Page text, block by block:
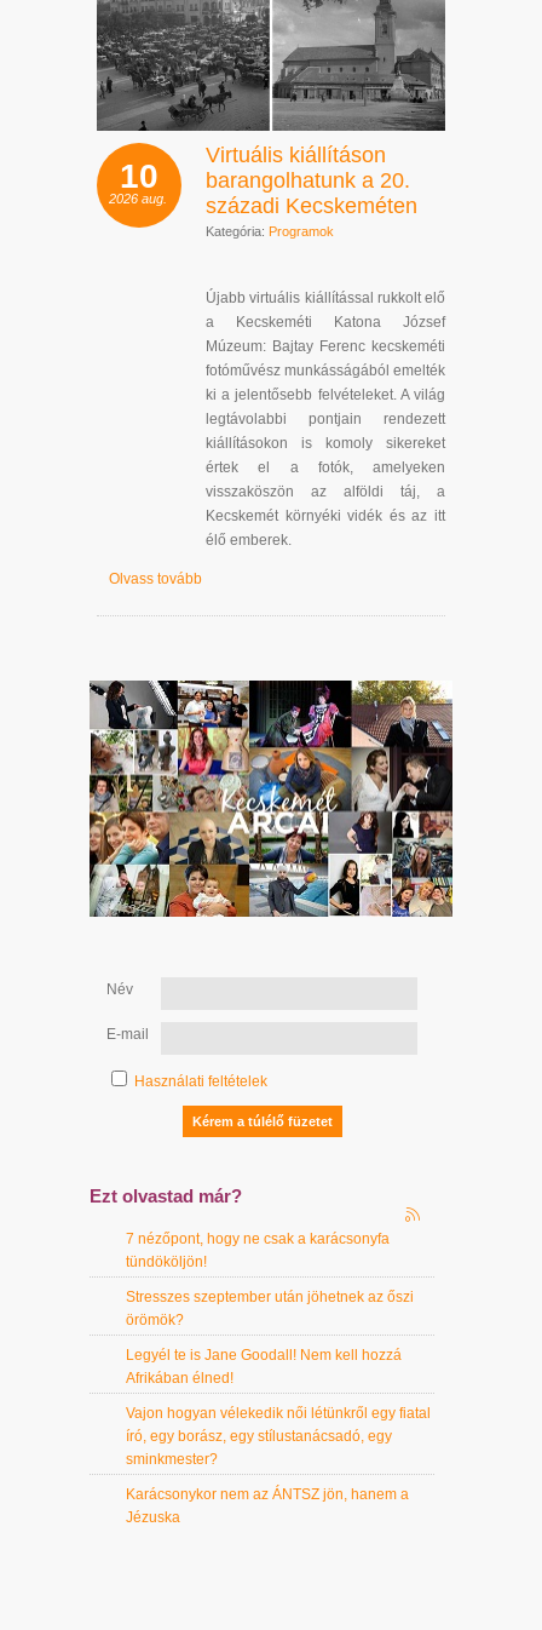
10
2026 aug.
Virtuális kiállításon
barangolhatunk a 20.
századi Kecskeméten
Kategória: Programok
Újabb virtuális kiállítással rukkolt elő
a Kecskeméti Katona József
Múzeum: Bajtay Ferenc kecskeméti
fotóművész munkásságából emelték
ki a jelentősebb felvételeket. A világ
legtávolabbi pontjain rendezett
kiállításokon is komoly sikereket
értek el a fotók, amelyeken
visszaköszön az alföldi táj, a
Kecskemét környéki vidék és az itt
élő emberek.
Olvass tovább
Név
E-mail
Használati feltételek
Ezt olvastad már?
7 nézőpont, hogy ne csak a karácsonyfa
tündököljön!
Stresszes szeptember után jöhetnek az őszi
örömök?
Legyél te is Jane Goodall! Nem kell hozzá
Afrikában élned!
Vajon hogyan vélekedik női létünkről egy fiatal
író, egy borász, egy stílustanácsadó, egy
sminkmester?
Karácsonykor nem az ÁNTSZ jön, hanem a
Jézuska